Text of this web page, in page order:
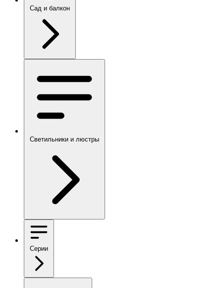
Сад и балкон
Светильники и люстры
Серии